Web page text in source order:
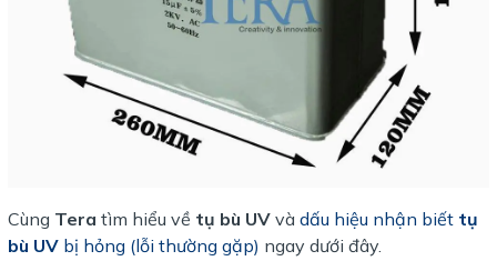
Cùng Tera tìm hiểu về tụ bù UV và dấu hiệu nhận biết tụ
bù UV bị hỏng (lỗi thường gặp) ngay dưới đây.